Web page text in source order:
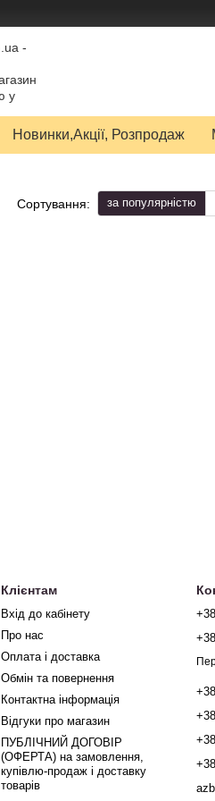
Новинки,Акції, Розпродаж
Сортування: за популярністю
Клієнтам
Вхід до кабінету
Про нас
Оплата і доставка
Обмін та повернення
Контактна інформація
Відгуки про магазин
ПУБЛІЧНИЙ ДОГОВІР
(ОФЕРТА) на замовлення,
купівлю-продаж і доставку
товарів